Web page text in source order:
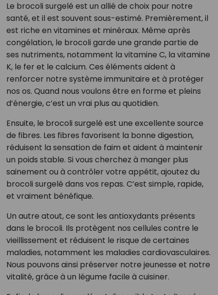
Le brocoli surgelé est un allié de choix pour notre
santé, et il est souvent sous-estimé. Premièrement, il
est riche en vitamines et minéraux. Même après
congélation, le brocoli garde une grande partie de
ses nutriments, notamment la vitamine C, la vitamine
K, le fer et le calcium. Ces éléments aident à
renforcer notre système immunitaire et à protéger
nos os. Quand nous voulons être en forme et pleins
d’énergie, c’est un vrai plus au quotidien.
Ensuite, le brocoli surgelé est une excellente source
de fibres. Les fibres favorisent la bonne digestion,
réduisent la sensation de faim et aident à maintenir
un poids stable. Si vous cherchez à manger plus
sainement ou à contrôler votre appétit, ajoutez du
brocoli surgelé dans vos repas. C’est simple, rapide,
et vraiment bénéfique.
Un autre atout, ce sont les antioxydants présents
dans le brocoli. Ils protègent nos cellules contre le
vieillissement et réduisent le risque de certaines
maladies, notamment les maladies cardiovasculaires.
Nous pouvons ainsi préserver notre jeunesse et notre
vitalité, grâce à un légume facile à cuisiner.